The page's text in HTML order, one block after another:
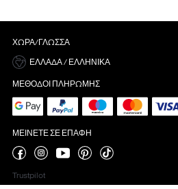
ΧΏΡΑ/ΓΛΏΣΣΑ
ΕΛΛΆΔΑ / ΕΛΛΗΝΙΚΆ
ΜΈΘΟΔΟΙ ΠΛΗΡΩΜΉΣ
ΜΕΊΝΕΤΕ ΣΕ ΕΠΑΦΉ
Trustpilot